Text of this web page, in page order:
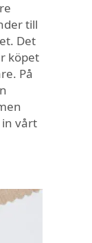
till
Det
köpet
På
vårt